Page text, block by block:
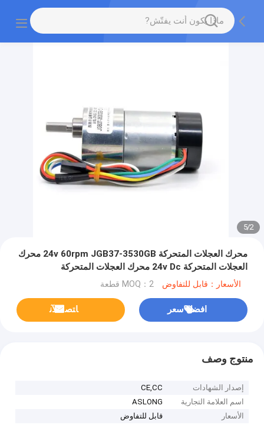
2
/
5
محرك العجلات المتحركة 24v 60rpm JGB37-3530GB محرك
العجلات المتحركة 24v Dc محرك العجلات المتحركة
الأسعار：قابل للتفاوض MOQ：2 قطعة
افضل سعر ﺎﺘﺼﻟ ﺍﻶﻧ
منتوج وصف
إصدار الشهادات
CE,CC
اسم العلامة التجارية
ASLONG
الأسعار
قابل للتفاوض